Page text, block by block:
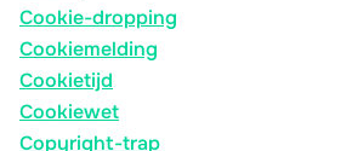
Cookie-dropping
Cookiemelding
Cookietijd
Cookiewet
Copyright-trap